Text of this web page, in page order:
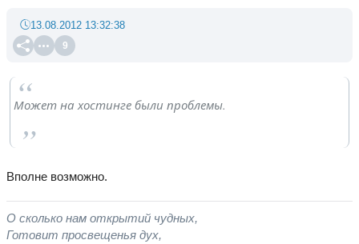
9
13.08.2012 13:32:38
Может на хостинге были проблемы.
Вполне возможно.
О сколько нам открытий чудных,
Готовит просвещенья дух,